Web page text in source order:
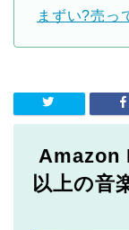
まずい?売っ
Amazon
以上の音